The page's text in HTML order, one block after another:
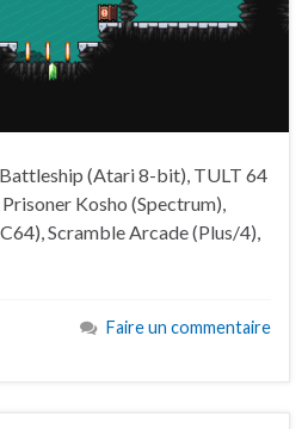
(Atari 8-bit), TULT 64
Kosho (Spectrum),
Scramble Arcade (Plus/4),
Faire un commentaire